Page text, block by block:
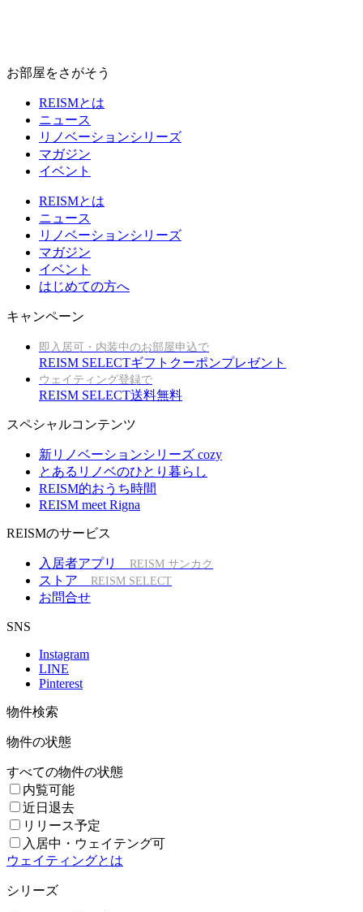
お部屋をさがそう
REISMとは
ニュース
リノベーションシリーズ
マガジン
イベント
REISMとは
ニュース
リノベーションシリーズ
マガジン
イベント
はじめての方へ
キャンペーン
即入居可・内装中のお部屋申込で
REISM SELECTギフトクーポンプレゼント
ウェイティング登録で
REISM SELECT送料無料
スペシャルコンテンツ
新リノベーションシリーズ cozy
とあるリノベのひとり暮らし
REISM的おうち時間
REISM meet Rigna
REISMのサービス
入居者アプリ REISM サンカク
ストア REISM SELECT
お問合せ
SNS
Instagram
LINE
Pinterest
物件検索
物件の状態
すべての物件の状態
内覧可能
近日退去
リリース予定
入居中・ウェイテング可
ウェイティングとは
シリーズ